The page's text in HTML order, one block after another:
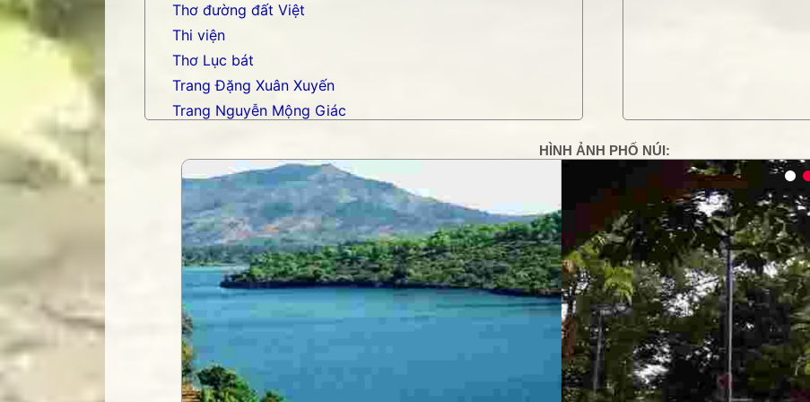
Thơ đường đất Việt
Thi viện
Thơ Lục bát
Trang Đặng Xuân Xuyến
Trang Nguyễn Mộng Giác
Trang Phạm Duy
Trang thơ Hoàng Nguyên Chương
Trang thơ Thụy Du
Trang thơ+ Luân Hoán
Trang VHNT Thanh niên
Truyện.com
Văn chương Việt
HÌNH ẢNH PHỐ NÚI: